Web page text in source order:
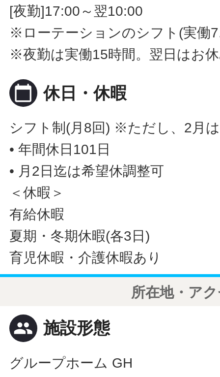
[夜勤]17:00～翌10:00
※ローテーションのシフト(実働
※夜勤は実働15時間。翌日はお
calendar_today 休日・休暇
シフト制(月8回) ※ただし、2月
• 年間休日101日
• 月2日迄は希望休調整可
＜休暇＞
有給休暇
夏期・冬期休暇(各3日)
育児休暇・介護休暇あり
所在地・ア
people 施設形態
グループホーム GH